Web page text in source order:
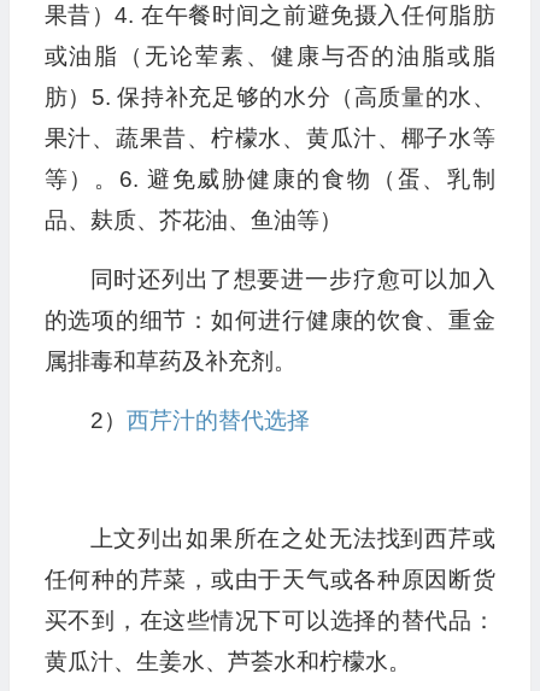
果昔）4. 在午餐时间之前避免摄入任何脂肪
或油脂（无论荤素、健康与否的油脂或脂
肪）5. 保持补充足够的水分（高质量的水、
果汁、蔬果昔、柠檬水、黄瓜汁、椰子水等
等）。6. 避免威胁健康的食物（蛋、乳制
品、麸质、芥花油、鱼油等）
同时还列出了想要进一步疗愈可以加入
的选项的细节：如何进行健康的饮食、重金
属排毒和草药及补充剂。
2） 西芹汁的替代选择
上文列出如果所在之处无法找到西芹或
任何种的芹菜，或由于天气或各种原因断货
买不到，在这些情况下可以选择的替代品：
黄瓜汁、生姜水、芦荟水和柠檬水。